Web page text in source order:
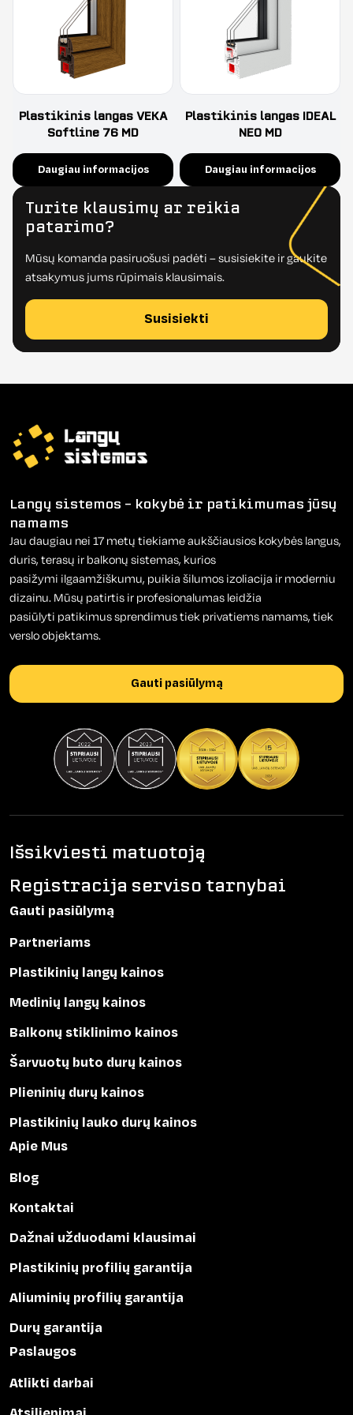
Staktoje ir skersinyje naudojami „uždaro“ tipo
armavimo profiliai padidina statines gaminių
charakteristikas
Naudojami patikimi ir elegantiški „Maco“/ „Siegenia“
sistemos apkaustai
Plastikinis langas VEKA
Softline 76 MD
Daugiau informacijos
Plastikinis langas IDEAL
NEO MD
Daugiau informacijos
Turite klausimų ar reikia
patarimo?
Mūsų komanda pasiruošusi padėti – susisiekite ir gaukite
atsakymus jums rūpimais klausimais.
Susisiekti
Langų sistemos – kokybė ir patikimumas jūsų
namams
Jau daugiau nei 17 metų tiekiame aukščiausios kokybės langus,
duris, terasų ir balkonų sistemas, kurios
pasižymi ilgaamžiškumu, puikia šilumos izoliacija ir moderniu
dizainu. Mūsų patirtis ir profesionalumas leidžia
pasiūlyti patikimus sprendimus tiek privatiems namams, tiek
verslo objektams.
Gauti pasiūlymą
Išsikviesti matuotoją
Registracija serviso tarnybai
Gauti pasiūlymą
Partneriams
Plastikinių langų kainos
Medinių langų kainos
Balkonų stiklinimo kainos
Šarvuotų buto durų kainos
Plieninių durų kainos
Plastikinių lauko durų kainos
Apie Mus
Blog
Kontaktai
Dažnai užduodami klausimai
Plastikinių profilių garantija
Aliuminių profilių garantija
Durų garantija
Paslaugos
Atlikti darbai